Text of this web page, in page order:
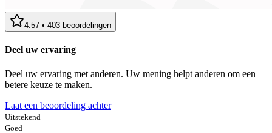
4.57 • 403 beoordelingen
Deel uw ervaring
Deel uw ervaring met anderen. Uw mening helpt anderen om een
betere keuze te maken.
Laat een beoordeling achter
Uitstekend
Goed